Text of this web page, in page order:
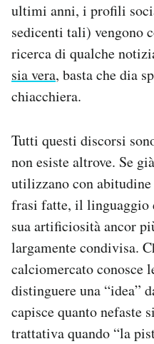
ultimi anni, i profili
sedicenti tali) vengono
ricerca di qualche
sia vera, basta che dia
chiacchiera.
Tutti questi discorsi
non esiste altrove. Se
utilizzano con
frasi fatte, il linguaggio
sua artificiosità ancor
largamente condivisa.
calciomercato conosce
distinguere una “idea”
capisce quanto nefaste
trattativa quando “la